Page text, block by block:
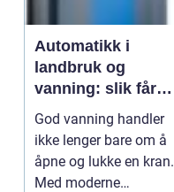
Automatikk i
landbruk og
vanning: slik får
du mer ut av hvert
dråpe vann
God vanning handler
ikke lenger bare om å
åpne og lukke en kran.
Med moderne